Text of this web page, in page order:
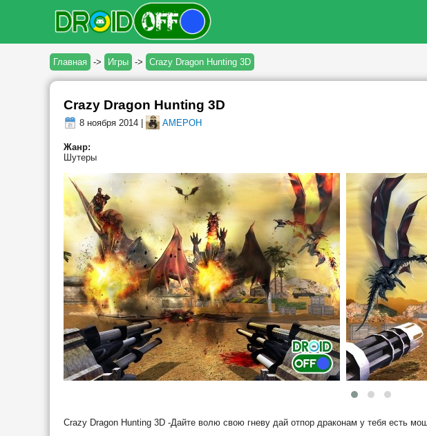
Главная -> Игры -> Crazy Dragon Hunting 3D
Crazy Dragon Hunting 3D
8 ноября 2014 | AMEPOH
Жанр:
Шутеры
Crazy Dragon Hunting 3D -Дайте волю свою гневу дай отпор драконам у тебя есть